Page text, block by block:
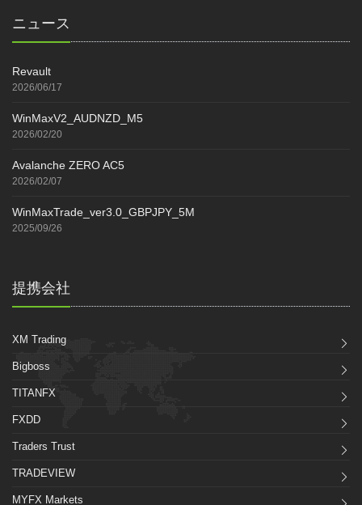
ニュース
Revault
2026/06/17
WinMaxV2_AUDNZD_M5
2026/02/20
Avalanche ZERO AC5
2026/02/07
WinMaxTrade_ver3.0_GBPJPY_5M
2025/09/26
提携会社
XM Trading
Bigboss
TITANFX
FXDD
Traders Trust
TRADEVIEW
MYFX Markets